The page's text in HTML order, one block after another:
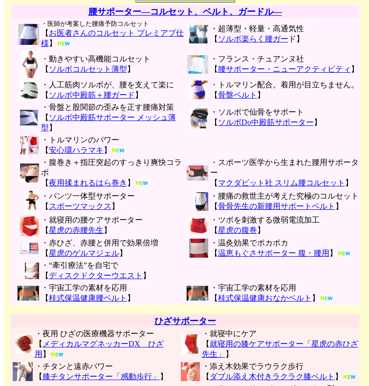
腰サポーター―コルセット、ベルト、ガードル―
・医師が考案した腰痛予防コルセット
【 お医者さんのコルセット プレミアプ仕
様 】
・超薄型・軽量・高通気性
【 ソルボ楽らく腰ガー ド】
・動きやすい高機能コルセット
【 ソルボコルセット薄型 】
・フランス・チュアンヌ社
【 腰サポーター・ニューアクティビティ 】
・人工筋肉ソルボが、腰を支えて楽に
【 ソルボ中殿筋＋腰ガード 】
・トルマリン配合。着用が目立ちません。
【骨盤ベルト 】
・骨盤と股関節の歪みを正す腰痛対策
【 ソルボ中殿筋サポーター メッシュ薄
型 】
・ソルボで仙骨をサポート
【 ソルボDo中殿筋サポーター 】
・トルマリンのパワー
【安心環ハラマキ 】
・腹巻き＋指圧突起のすっきり爽快コラ
ボ
【夜用揉まれるはら巻き 】
・スポーツ医学から生まれた腰用サポータ
ー
【 マクダビット社 スリム腰コルセット 】
・パンツ一体型サポーター
【 スポーツマックス 】
・腰痛の救世主が考えた究極のコルセット
【骨骨先生の新腰用サポートベルト 】
・就寝用の腰ケアサポーター
【星虎の赤腰先生 】
・ツボを刺激する微弱電流加工
【星虎の腹巻 】
・赤ひざ、赤腰と併用で効果倍増
【星虎のゲルマジェル】
・温灸効果でポカポカ
【温恵もぐさサポーター 腹・腰用 】
・“牽引療法”を自宅で
【 ディスクドクターウエスト 】
・宇宙工学の素材を応用
【桂式保温健康腰ベルト 】
・宇宙工学の素材を応用
【桂式保温健康おなかベルト 】
ひざサポーター
・夜用 ひざの医療機器サポーター
【 メディカルマグネッカーDX ひざ
用 】
・就寝中にケア
【 就寝用の膝ケアサポーター「星虎の赤ひざ
先生」
】
・チタンと遠赤パワー
【 膝チタンサポーター「感動歩行」 】
・添え木効果でラウラク歩行
【 ダブル添え木付きラクラク膝ベルト 】